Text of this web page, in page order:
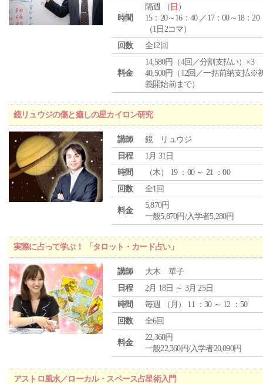
時間
隔週 （ 日 ）
15：20～16：40 ／17：00～18：20
（1日2コマ）
回数
全12回
料金
14,580円（4回／分割支払い）×3
40,500円（12回／一括前納支払※
義開始前まで）
鏡リュウジの傷と癒しの星カイロン研究
講師
鏡 リュウジ
日程
1月 31日
時間
（木） 19 ：00 ～ 21 ：00
回数
全1回
料金
5,870円
一般5,870円/入学者5,280円
実際に占って学ぶ！ 「タロット・カード占い」
講師
大木 華子
日程
2月 18日 ～ 3月 25日
時間
毎週 （ 月 ） 11 ：30 ～ 12 ：50
回数
全6回
料金
22,360円
一般22,360円/入学者20,090円
アストロ風水／ローカル・スペース占星術入門